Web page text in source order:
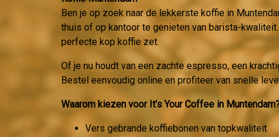
Ben je op zoek naar de lekkerste koffie in
thuis of op kantoor te genieten van barista-
perfecte kop koffie zet.
Of je nu houdt van een zachte espresso, een
Bestel eenvoudig online en profiteer van snelle
Waarom kiezen voor It’s Your Coffee in
Vers gebrande koffiebonen van topkwaliteit